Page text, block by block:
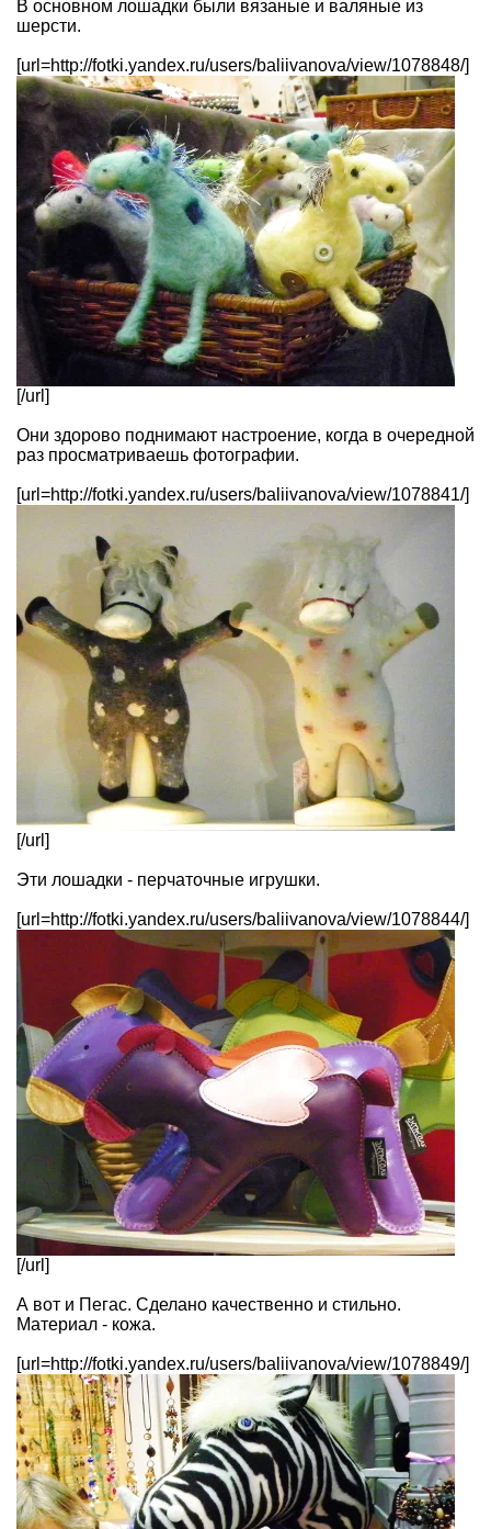
В основном лошадки были вязаные и валяные из
шерсти.
[url=http://fotki.yandex.ru/users/baliivanova/view/1078848/]
[/url]
Они здорово поднимают настроение, когда в очередной
раз просматриваешь фотографии.
[url=http://fotki.yandex.ru/users/baliivanova/view/1078841/]
[/url]
Эти лошадки - перчаточные игрушки.
[url=http://fotki.yandex.ru/users/baliivanova/view/1078844/]
[/url]
А вот и Пегас. Сделано качественно и стильно.
Материал - кожа.
[url=http://fotki.yandex.ru/users/baliivanova/view/1078849/]